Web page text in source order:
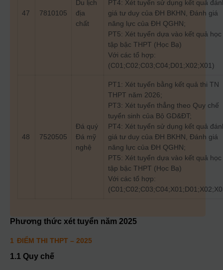
47 7810105
Du lịch
địa
chất
PT4: Xét tuyển sử dụng kết quả
giá tư duy của ĐH BKHN, Đánh giá
năng lực của ĐH QGHN;
PT5: Xét tuyển dựa vào kết quả học
tập bậc THPT (Học Bạ)
Với các tổ hợp:
(C01;C02;C03;C04;D01;X02;X01)
48 7520505
Đá quý
Đá mỹ
nghệ
PT1: Xét tuyển bằng kết quả thi TN
THPT năm 2026;
PT3: Xét tuyển thẳng theo Quy chế
tuyển sinh của Bộ GD&ĐT;
PT4: Xét tuyển sử dụng kết quả
giá tư duy của ĐH BKHN, Đánh giá
năng lực của ĐH QGHN;
PT5: Xét tuyển dựa vào kết quả học
tập bậc THPT (Học Bạ)
Với các tổ hợp:
Phương thức xét tuyển năm 2025
1 ĐIỂM THI THPT – 2025
1.1 Quy chế